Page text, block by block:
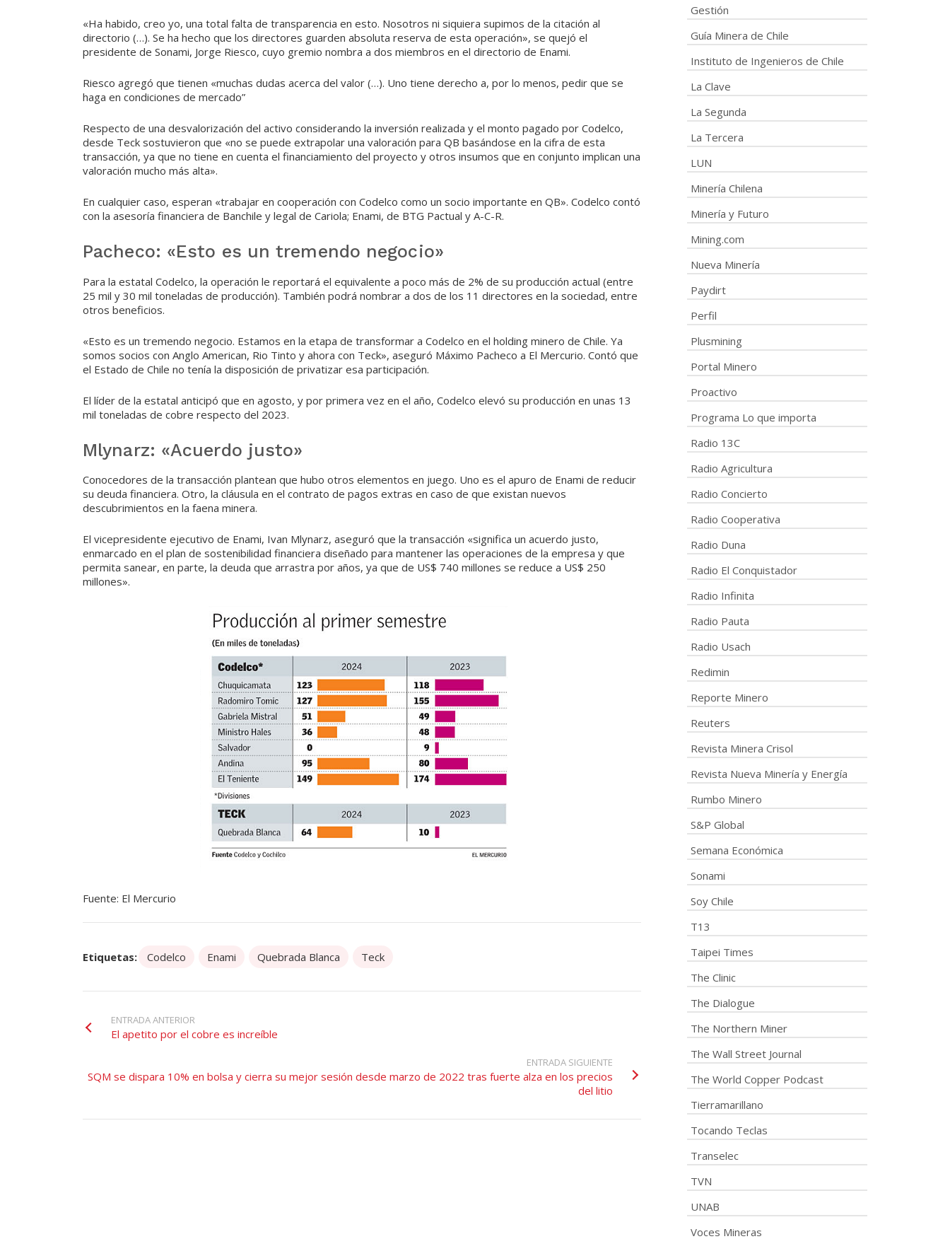
«Ha habido, creo yo, una total falta de transparencia en esto. Nosotros ni siquiera supimos de la citación al
directorio (…). Se ha hecho que los directores guarden absoluta reserva de esta operación», se quejó el
presidente de Sonami, Jorge Riesco, cuyo gremio nombra a dos miembros en el directorio de Enami.
Riesco agregó que tienen «muchas dudas acerca del valor (…). Uno tiene derecho a, por lo menos, pedir que se
haga en condiciones de mercado”
Respecto de una desvalorización del activo considerando la inversión realizada y el monto pagado por Codelco,
desde Teck sostuvieron que «no se puede extrapolar una valoración para QB basándose en la cifra de esta
transacción, ya que no tiene en cuenta el financiamiento del proyecto y otros insumos que en conjunto implican una
valoración mucho más alta».
En cualquier caso, esperan «trabajar en cooperación con Codelco como un socio importante en QB». Codelco contó
con la asesoría financiera de Banchile y legal de Cariola; Enami, de BTG Pactual y A-C-R.
Pacheco: «Esto es un tremendo negocio»
Para la estatal Codelco, la operación le reportará el equivalente a poco más de 2% de su producción actual (entre
25 mil y 30 mil toneladas de producción). También podrá nombrar a dos de los 11 directores en la sociedad, entre
otros beneficios.
«Esto es un tremendo negocio. Estamos en la etapa de transformar a Codelco en el holding minero de Chile. Ya
somos socios con Anglo American, Rio Tinto y ahora con Teck», aseguró Máximo Pacheco a El Mercurio. Contó que
el Estado de Chile no tenía la disposición de privatizar esa participación.
El líder de la estatal anticipó que en agosto, y por primera vez en el año, Codelco elevó su producción en unas 13
mil toneladas de cobre respecto del 2023.
Mlynarz: «Acuerdo justo»
Conocedores de la transacción plantean que hubo otros elementos en juego. Uno es el apuro de Enami de reducir
su deuda financiera. Otro, la cláusula en el contrato de pagos extras en caso de que existan nuevos
descubrimientos en la faena minera.
El vicepresidente ejecutivo de Enami, Ivan Mlynarz, aseguró que la transacción «significa un acuerdo justo,
enmarcado en el plan de sostenibilidad financiera diseñado para mantener las operaciones de la empresa y que
permita sanear, en parte, la deuda que arrastra por años, ya que de US$ 740 millones se reduce a US$ 250
millones».
Fuente: El Mercurio
Etiquetas: Codelco Enami Quebrada Blanca Teck
ENTRADA ANTERIOR
El apetito por el cobre es increíble
ENTRADA SIGUIENTE
SQM se dispara 10% en bolsa y cierra su mejor sesión desde marzo de 2022 tras fuerte alza en los precios
del litio
Gestión
Guía Minera de Chile
Instituto de Ingenieros de Chile
La Clave
La Segunda
La Tercera
LUN
Minería Chilena
Minería y Futuro
Mining.com
Nueva Minería
Paydirt
Perfil
Plusmining
Portal Minero
Proactivo
Programa Lo que importa
Radio 13C
Radio Agricultura
Radio Concierto
Radio Cooperativa
Radio Duna
Radio El Conquistador
Radio Infinita
Radio Pauta
Radio Usach
Redimin
Reporte Minero
Reuters
Revista Minera Crisol
Revista Nueva Minería y Energía
Rumbo Minero
S&P Global
Semana Económica
Sonami
Soy Chile
T13
Taipei Times
The Clinic
The Dialogue
The Northern Miner
The Wall Street Journal
The World Copper Podcast
Tierramarillano
Tocando Teclas
Transelec
TVN
UNAB
Voces Mineras